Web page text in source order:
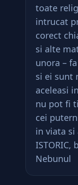
toate
intrucat
corect
si alte
unora –
si ei sunt
aceleasi
nu pot fi
cei
in viata si
ISTORIC,
Nebunul